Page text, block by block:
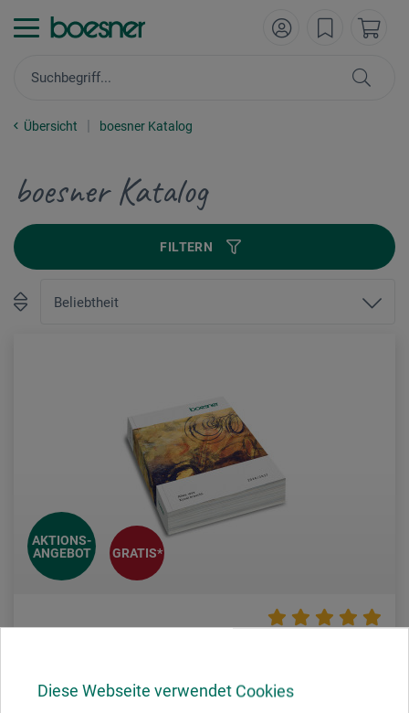
Diese Webseite verwendet Cookies
Übersicht boesner Katalog
boesner Katalog
FILTERN
AKTIONS-
ANGEBOT
GRATIS*
Katalog 2026/2027